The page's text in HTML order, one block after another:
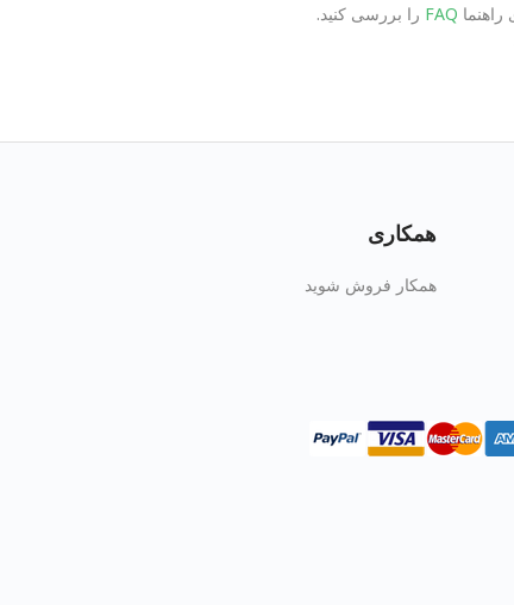
FAQ را بررسی کنید.
همکاری
همکار فروش شوید